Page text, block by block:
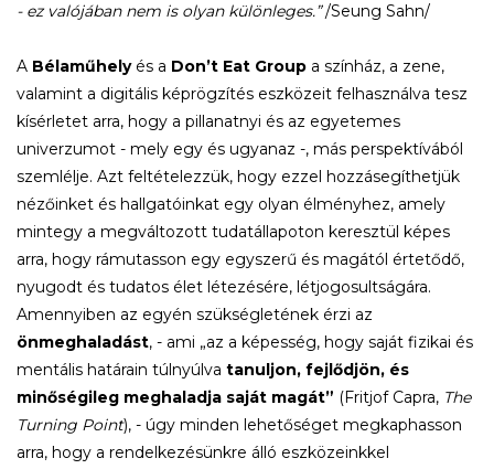
- ez valójában nem is olyan különleges.”/Seung Sahn/
A Bélaműhelyés a Don’t Eat Group a színház, a zene,
valamint a digitális képrögzítés eszközeit felhasználva tesz
kísérletet arra, hogy a pillanatnyi és az egyetemes
univerzumot - mely egy és ugyanaz -, más perspektívából
szemlélje. Azt feltételezzük, hogy ezzel hozzásegíthetjük
nézőinket és hallgatóinkat egy olyan élményhez, amely
mintegy a megváltozott tudatállapoton keresztül képes
arra, hogy rámutasson egy egyszerű és magától értetődő,
nyugodt és tudatos élet létezésére, létjogosultságára.
Amennyiben az egyén szükségletének érzi az
önmeghaladást, - ami „az a képesség, hogy saját fizikai és
mentális határain túlnyúlva tanuljon, fejlődjön, és
minőségileg meghaladja saját magát” (Fritjof Capra, The
Turning Point), - úgy minden lehetőséget megkaphasson
arra, hogy a rendelkezésünkre álló eszközeinkkel